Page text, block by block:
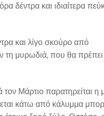
δέντρα και ιδιαίτερα
και λίγο σκούρο από
τη μυρωδιά, που θα
Μάρτιο παρατηρείται η
κάτω από κάλυμμα